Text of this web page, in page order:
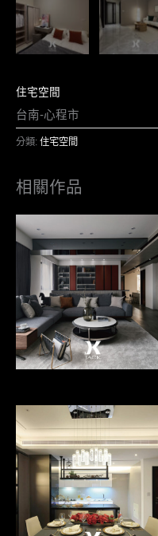
住宅空間
台南-心程市
分類: 住宅空間
相關作品